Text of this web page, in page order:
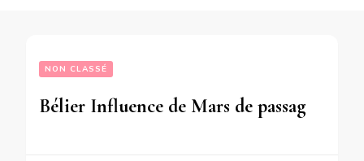
NON CLASSÉ